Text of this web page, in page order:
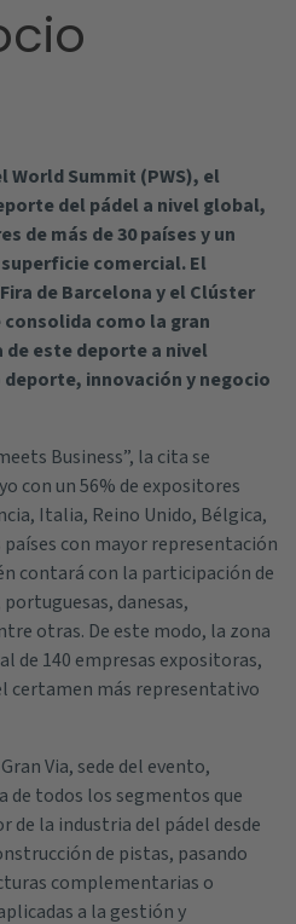
World Summit (PWS), el
del pádel a nivel global,
de más de 30 países y un
comercial. El
de Barcelona y el Clúster
como la gran
este deporte a nivel
innovación y negocio
Business”, la cita se
con un 56% de expositores
Italia, Reino Unido, Bélgica,
países con mayor representación
contará con la participación de
danesas,
otras. De este modo, la zona
de 140 empresas expositoras,
certamen más representativo
Via, sede del evento,
de todos los segmentos que
de la industria del pádel desde
de pistas, pasando
complementarias o
a la gestión y